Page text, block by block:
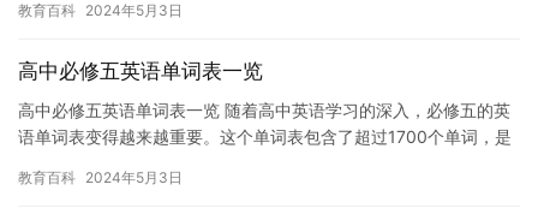
生在…
教育百科 2024年5月3日
高中必修五英语单词表一览
高中必修五英语单词表一览 随着高中英语学习的深入，必修五的英
语单词表变得越来越重要。这个单词表包含了超过1700个单词，是
教育百科 2024年5月3日